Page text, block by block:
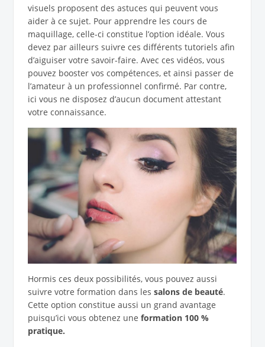
visuels proposent des astuces qui peuvent vous
aider à ce sujet. Pour apprendre les cours de
maquillage, celle-ci constitue l’option idéale. Vous
devez par ailleurs suivre ces différents tutoriels afin
d’aiguiser votre savoir-faire. Avec ces vidéos, vous
pouvez booster vos compétences, et ainsi passer de
l’amateur à un professionnel confirmé. Par contre,
ici vous ne disposez d’aucun document attestant
votre connaissance.
Hormis ces deux possibilités, vous pouvez aussi
suivre votre formation dans les salons de beauté.
Cette option constitue aussi un grand avantage
puisqu’ici vous obtenez une formation 100 %
pratique.